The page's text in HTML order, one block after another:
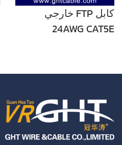
كابل FTP خارجي
24AWG CAT5E